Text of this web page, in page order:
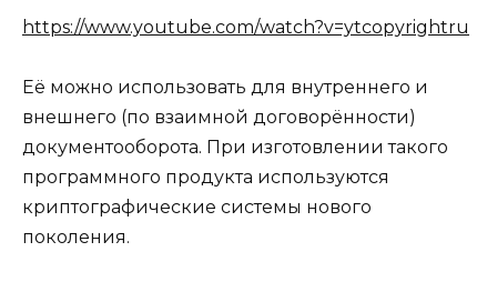
https://www.youtube.com/watch?v=ytcopyrightru
Её можно использовать для внутреннего и
внешнего (по взаимной договорённости)
документооборота. При изготовлении такого
программного продукта используются
криптографические системы нового
поколения.